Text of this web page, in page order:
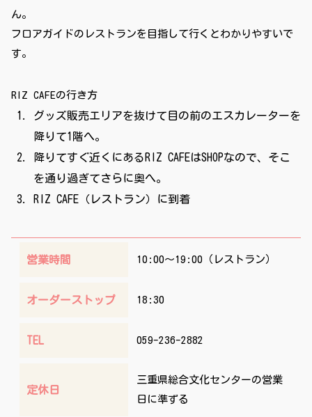
ん。
フロアガイドのレストランを目指して行くとわかりやすいで
す。
RIZ CAFEの行き方
グッズ販売エリアを抜けて目の前のエスカレーターを
降りて1階へ。
降りてすぐ近くにあるRIZ CAFEはSHOPなので、そこ
を通り過ぎてさらに奥へ。
RIZ CAFE（レストラン）に到着
営業時間 10:00〜19:00（レストラン）
オーダーストップ 18:30
TEL 059-236-2882
定休日
三重県総合文化センターの営業
日に準ずる